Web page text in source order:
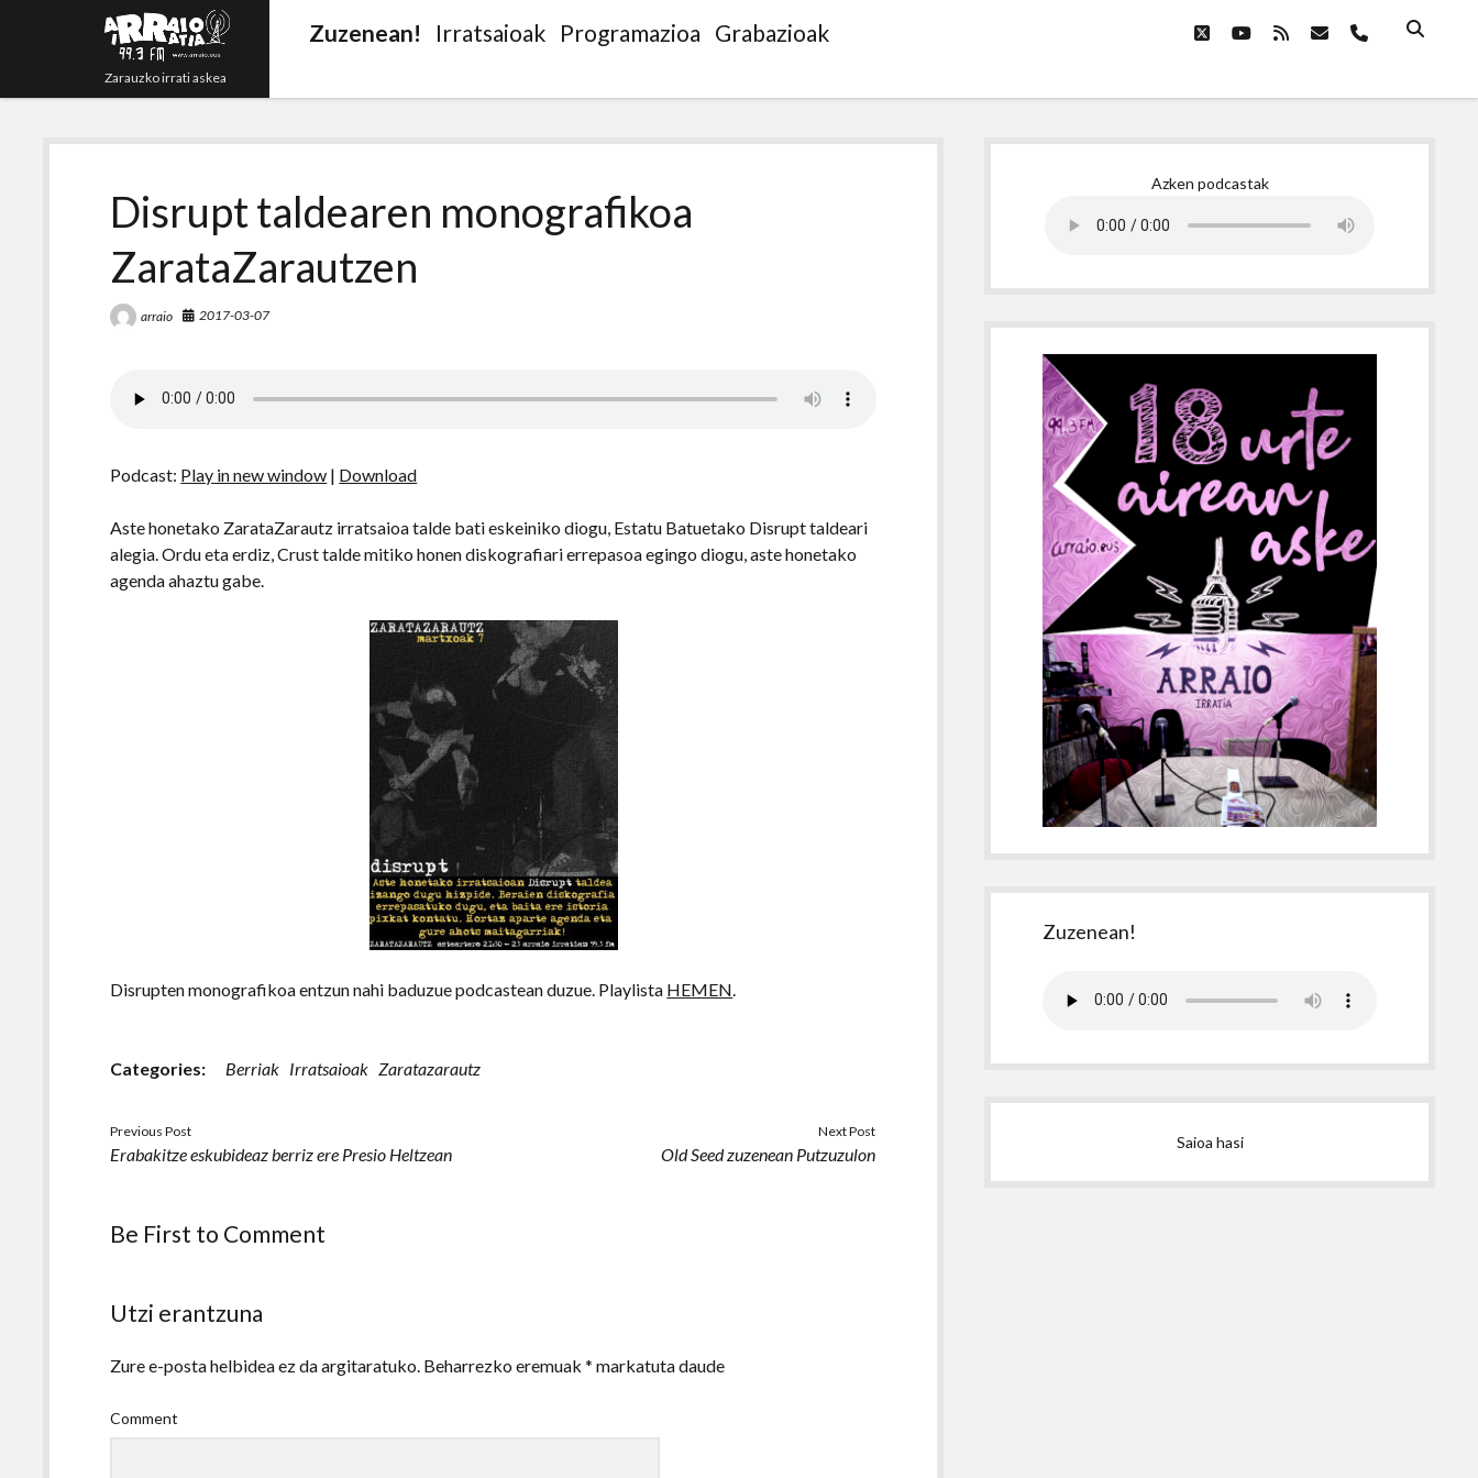
Zarauzko irrati askea
Zuzenean! Irratsaioak Programazioa Grabazioak twitteryoutube
rss emailphone
Disrupt taldearen monografikoa
ZarataZarautzen
arraio 2017-03-07
Podcast: Play in new window | Download
Aste honetako ZarataZarautz irratsaioa talde bati eskeiniko diogu, Estatu Batuetako Disrupt taldeari
alegia. Ordu eta erdiz, Crust talde mitiko honen diskografiari errepasoa egingo diogu, aste honetako
agenda ahaztu gabe.
Disrupten monografikoa entzun nahi baduzue podcastean duzue. Playlista HEMEN.
Categories: Berriak Irratsaioak Zaratazarautz
Previous Post
Erabakitze eskubideaz berriz ere Presio Heltzean
Next Post
Old Seed zuzenean Putzuzulon
Be First to Comment
Utzi erantzuna
Zure e-posta helbidea ez da argitaratuko. Beharrezko eremuak* markatuta daude
Comment
Azken podcastak
Zuzenean!
Saioa hasi